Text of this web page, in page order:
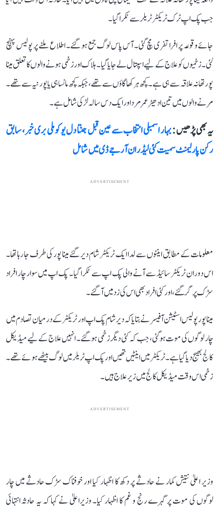
جب پک اپ ٹرک ٹریکٹر ٹریلر سے ٹکرا گیا۔
جائے وقوعہ پر افراتفری مچ گئی۔ آس پاس لوگ جمع ہو گئے۔ اطلاع ملنے پر پولیس پہنچ
گئی۔ زخمیوں کو علاج کے لیے اسپتال لے جایا گیا۔ ہلاک اور زخمی ہونے والوں کا تعلق مینا
پور تھانہ علاقہ سے ہی ہے۔ کچھ ہرکھا گاؤں سے تھے، جبکہ کچھ مانساہی یا پورنیہ سے تھے۔
مرنے والوں میں تین ادھیڑ عمر مرد اور ایک دس سالہ لڑکی شامل ہے۔
یہ بھی پڑھیں :بہار اسمبلی انتخاب سے عین قبل جنتا دل یو کو ملی بری خبر، سابق
رکن پارلیمنٹ سمیت کئی لیڈران آر جے ڈی میں شامل
ADVERTISEMENT
معلومات کے مطابق اینٹوں سے لدا ایک ٹریکٹر شام دیر گئے مینا پور کی طرف جا رہا تھا۔
اس دوران ٹریکٹر سائیڈ سے آنے والی پک اپ سے ٹکرا گیا۔ پک اپ میں سوار چار افراد
سڑک پر گر گئے، اور کئی افراد بھی اس کی زد میں آ گئے۔
مینا پور پولیس اسٹیشن آفیسر نے بتایا کہ دیر شام پک اپ اور ٹریکٹر کے درمیان تصادم میں
چار لوگوں کی موت ہوگئی، جب کہ کئی دیگر زخمی ہوگئے۔ انہیں علاج کے لیے میڈیکل
کالج بھیج دیا گیا ہے۔ ٹریکٹر میں اینٹیں تھیں اور پک اپ ٹریلر میں لوگ بیٹھے ہوئے تھے۔
زخمی اس وقت میڈیکل کالج میں زیر علاج ہیں۔
ADVERTISEMENT
وزیر اعلیٰ نتیش کمار نے حادثے پر دکھ کا اظہار کیا اور خوفناک سڑک حادثے میں چار
لوگوں کی موت پر گہرے رنج و غم کا اظہار کیا۔ وزیراعلیٰ نے کہا کہ یہ حادثہ انتہائی